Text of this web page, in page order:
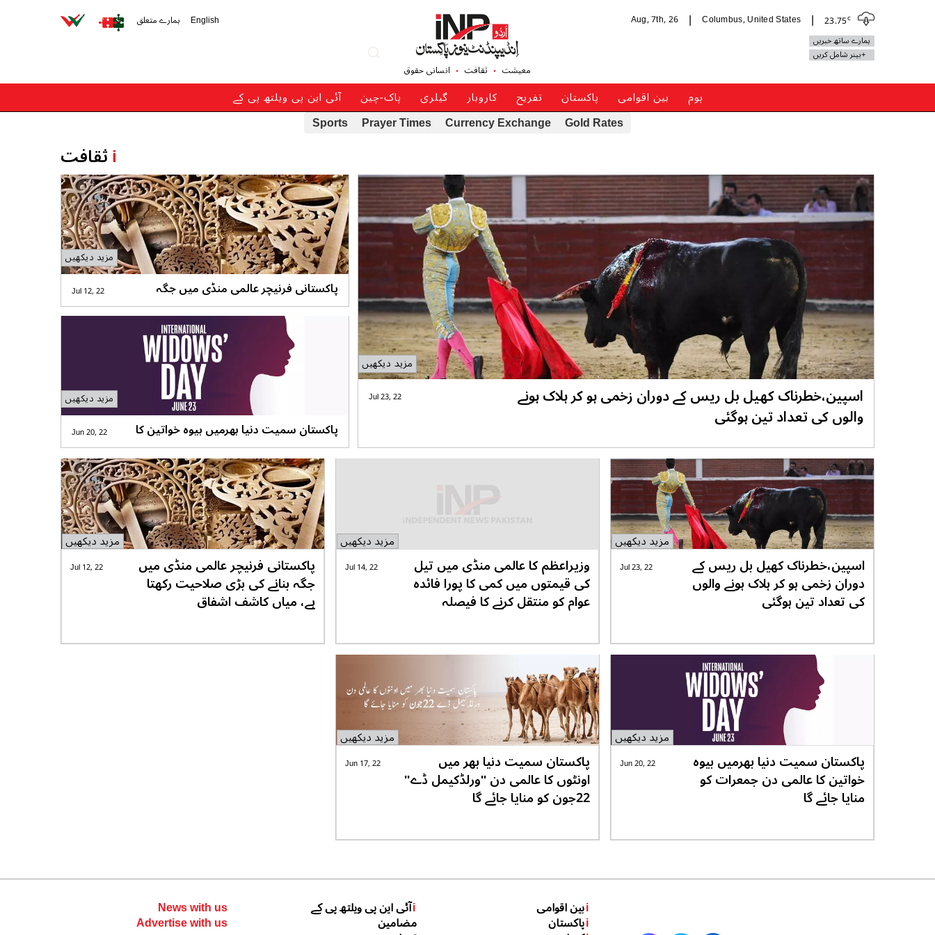
23.75c
Columbus, United States
Aug, 7th, 26
ہمارے ساتھ خبریں
+بینر شامل کریں
معیشت ثقافت انسانی حقوق
English ہمارے متعلق
ہوم بین اقوامی پاکستان تفریح کاروبار گیلری پاک-چین آئی این پی ویلتھ پی کے
Gold Rates
Currency Exchange
Prayer Times
Sports
iثقافت
مزید دیکھیں
اسپین،خطرناک کھیل بل ریس کے دوران زخمی ہو کر ہلاک ہونے
والوں کی تعداد تین ہوگئی
Jul 23, 22
مزید دیکھیں
پاکستانی فرنیچر عالمی منڈی میں جگہ
بنانے کی بڑی صلاحیت رکھتا ہے، میاں
کاشف اشفاق
Jul 12, 22
مزید دیکھیں
پاکستان سمیت دنیا بھرمیں بیوہ خواتین کا
عالمی دن جمعرات کو منایا جائے گا
Jun 20, 22
مزید دیکھیں
اسپین،خطرناک کھیل بل ریس کے
دوران زخمی ہو کر ہلاک ہونے والوں
کی تعداد تین ہوگئی
Jul 23, 22
مزید دیکھیں
وزیراعظم کا عالمی منڈی میں تیل
کی قیمتوں میں کمی کا پورا فائدہ
عوام کو منتقل کرنے کا فیصلہ
Jul 14, 22
مزید دیکھیں
پاکستانی فرنیچر عالمی منڈی میں
جگہ بنانے کی بڑی صلاحیت رکھتا
ہے، میاں کاشف اشفاق
Jul 12, 22
مزید دیکھیں
پاکستان سمیت دنیا بھرمیں بیوہ
خواتین کا عالمی دن جمعرات کو
منایا جائے گا
Jun 20, 22
مزید دیکھیں
پاکستان سمیت دنیا بھر میں
اونٹوں کا عالمی دن ''ورلڈکیمل ڈے''
22جون کو منایا جائے گا
Jun 17, 22
iبین اقوامی
iپاکستان
iآئی این پی ویلتھ پی کے
مضامین
News with us
Advertise with us